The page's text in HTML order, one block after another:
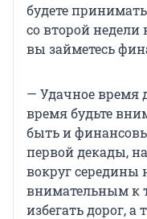
будете
со второй недели
вы займетесь
— Удачное время
время будьте
быть и
первой декады,
вокруг середины
внимательным к
избегать дорог, а